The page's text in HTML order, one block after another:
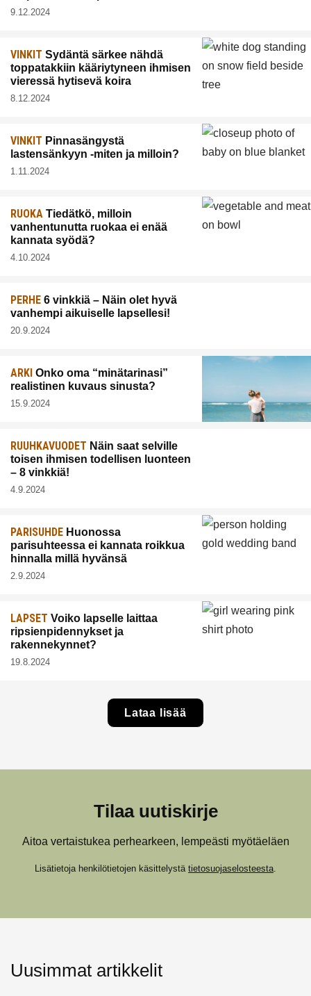
9.12.2024
VINKIT Sydäntä särkee nähdä
toppatakkiin kääriytyneen ihmisen
vieressä hytisevä koira
8.12.2024
VINKIT Pinnasängystä
lastensänkyyn -miten ja milloin?
1.11.2024
RUOKA Tiedätkö, milloin
vanhentunutta ruokaa ei enää
kannata syödä?
4.10.2024
PERHE 6 vinkkiä – Näin olet hyvä
vanhempi aikuiselle lapsellesi!
20.9.2024
ARKI Onko oma “minätarinasi”
realistinen kuvaus sinusta?
15.9.2024
RUUHKAVUODET Näin saat selville
toisen ihmisen todellisen luonteen
– 8 vinkkiä!
4.9.2024
PARISUHDE Huonossa
parisuhteessa ei kannata roikkua
hinnalla millä hyvänsä
2.9.2024
LAPSET Voiko lapselle laittaa
ripsienpidennykset ja
rakennekynnet?
19.8.2024
Lataa lisää
Tilaa uutiskirje
Aitoa vertaistukea perhearkeen, lempeästi myötäeläen
Lisätietoja henkilötietojen käsittelystä tietosuojaselosteesta.
Uusimmat artikkelit